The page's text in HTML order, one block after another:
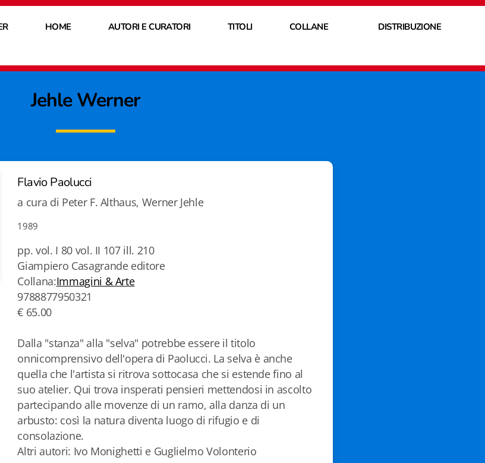
HOME AUTORI E CURATORI TITOLI COLLANE DISTRIBUZIONE
Jehle Werner
Flavio Paolucci
a cura di Peter F. Althaus, Werner Jehle
1989
pp. vol. I 80 vol. II 107 ill. 210
Giampiero Casagrande editore
Collana:Immagini & Arte
9788877950321
€ 65.00
Dalla "stanza" alla "selva" potrebbe essere il titolo
onnicomprensivo dell'opera di Paolucci. La selva è anche
quella che l'artista si ritrova sottocasa che si estende fino al
suo atelier. Qui trova insperati pensieri mettendosi in ascolto
partecipando alle movenze di un ramo, alla danza di un
arbusto: così la natura diventa luogo di rifugio e di
consolazione.
Altri autori: Ivo Monighetti e Guglielmo Volonterio